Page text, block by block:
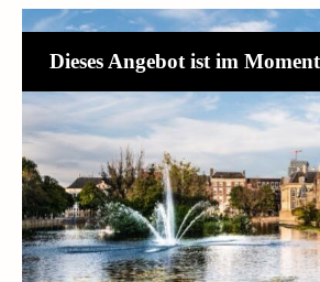
Dieses Angebot ist im